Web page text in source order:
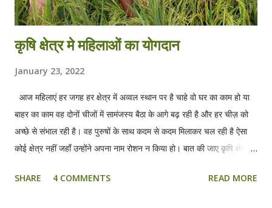
One nation, one market ...
कृषि क्षेत्र मे महिलाओं का योगदान
January 23, 2022
आज महिलाएं हर जगह हर क्षेत्र में अव्वल स्थान पर है चाहे वो घर का काम हो या
बाहर का काम वह दोनों चीजों में सामंजस्य बैठा के आगे बढ़ रही है और हर चीज़ को
अच्छे से संभाल रही है। वह पुरुषों के साथ कदम से कदम मिलाकर चल रही है ऐसा
कोई क्षेत्र नहीं जहाँ उन्होंने अपना नाम रोशन न किया हो। बात की जाए कृषि क्षेत्र
। भारत की लगभग 70 फीसदी आबादी ग्रामीण इलाकों में रहती है जिनके आय का
SHARE 4 COMMENTS READ MORE